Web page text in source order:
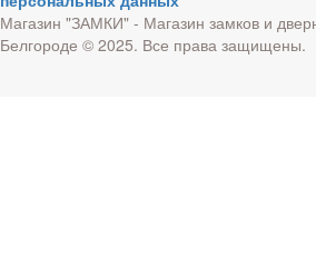
Магазин "ЗАМКИ" - Магазин замков и
Белгороде © 2025. Все права защищены.